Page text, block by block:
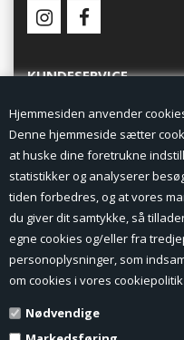
Hjemmesiden
Denne hjemmeside sætter
at huske dine foretrukne
statistikker og analyserer
tiden forbedres, og at vores
du giver dit samtykke, så
egne cookies og/eller fra
personoplysninger, som
om cookies i vores cookiepolitik
Nødvendige
KUNDESERVICE
Forside
Min Konto
Nyheder
Vilkår og betingelser
Profil
Erhverv log ind (B2B)